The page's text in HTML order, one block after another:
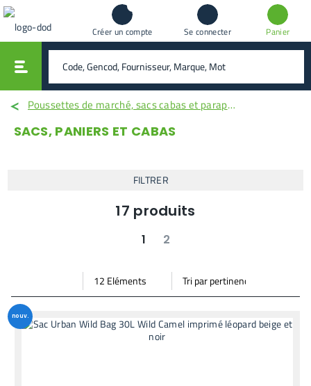
Créer un compte Se connecter Panier
rechercher
Poussettes de marché, sacs cabas et parapluies
SACS, PANIERS ET CABAS
FILTRER
17 produits
1 2
Mode vignette
Mode bande
Par
page
Trier
par
nouv.